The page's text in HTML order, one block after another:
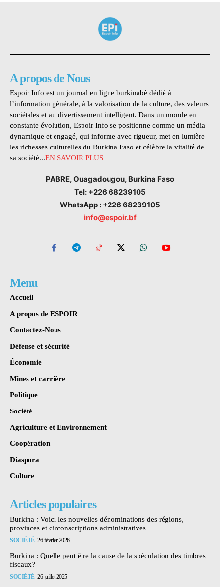
A propos de Nous
Espoir Info est un journal en ligne burkinabè dédié à
l’information générale, à la valorisation de la culture, des valeurs
sociétales et au divertissement intelligent. Dans un monde en
constante évolution, Espoir Info se positionne comme un média
dynamique et engagé, qui informe avec rigueur, met en lumière
les richesses culturelles du Burkina Faso et célèbre la vitalité de
sa société...EN SAVOIR PLUS
PABRE, Ouagadougou, Burkina Faso
Tel: +226 68239105
WhatsApp : +226 68239105
info@espoir.bf
Menu
Accueil
A propos de ESPOIR
Contactez-Nous
Défense et sécurité
Économie
Mines et carrière
Politique
Société
Agriculture et Environnement
Coopération
Diaspora
Culture
Articles populaires
Burkina : Voici les nouvelles dénominations des régions,
provinces et circonscriptions administratives
SOCIÉTÉ 26 février 2026
Burkina : Quelle peut être la cause de la spéculation des timbres
fiscaux?
SOCIÉTÉ 26 juillet 2025